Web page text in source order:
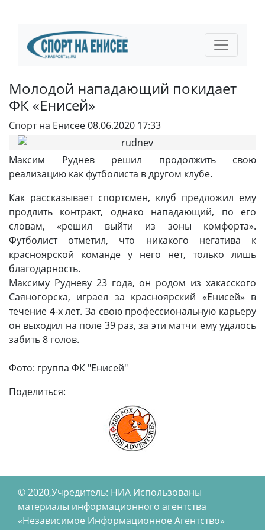
Молодой нападающий покидает
ФК «Енисей»
Спорт на Енисее08.06.2020 17:33
Максим Руднев решил продолжить свою
реализацию как футболиста в другом клубе.
Как рассказывает спортсмен, клуб предложил ему
продлить контракт, однако нападающий, по его
словам, «решил выйти из зоны комфорта».
Футболист отметил, что никакого негатива к
красноярской команде у него нет, только лишь
благодарность.
Максиму Рудневу 23 года, он родом из хакасского
Саяногорска, играел за красноярский «Енисей» в
течение 4-х лет. За свою профессиональную карьеру
он выходил на поле 39 раз, за эти матчи ему удалось
забить 8 голов.
Фото: группа ФК "Енисей"
Поделиться:
© 2020,Учредитель: НИА Использованы
материалы информационного агентства
«Независимое Информационное Агентство»